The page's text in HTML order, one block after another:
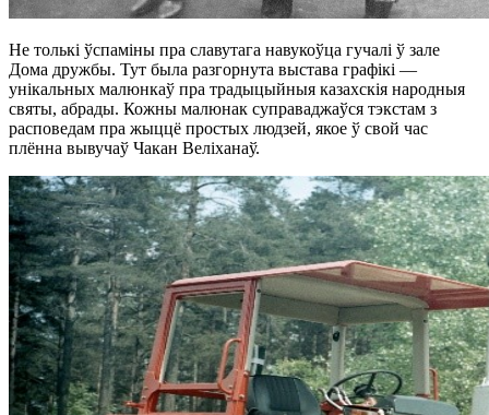
Не толькі ўспаміны пра славутага навукоўца гучалі ў зале
Дома дружбы. Тут была разгорнута выстава графікі —
унікальных малюнкаў пра традыцыйныя казахскія народныя
святы, абрады. Кожны малюнак суправаджаўся тэкстам з
расповедам пра жыццё простых людзей, якое ў свой час
плённа вывучаў Чакан Веліханаў.